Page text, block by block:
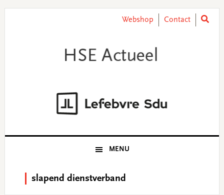
Webshop Contact
MENU
slapend dienstverband